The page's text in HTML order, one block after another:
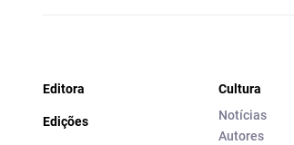
Editora
Edições
Cultura
Notícias
Autores